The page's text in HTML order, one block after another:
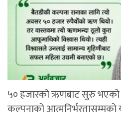
५० हजारको ऋणबाट सुरु भएको
कल्पनाको आत्मनिर्भरतासम्मको